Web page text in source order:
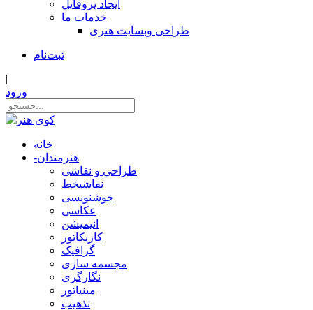
ایجاد پروفایل
خدمات ما
طراحی وبسایت هنری
ثبت‌نام
|
ورود
خانه
-هنرمندان
طراحی و نقاشی
نقاشیخط
خوشنویسی
عکاسی
انیمیشن
کاریکاتور
گرافیک
مجسمه سازی
نگارگری
مینیاتور
تذهیب